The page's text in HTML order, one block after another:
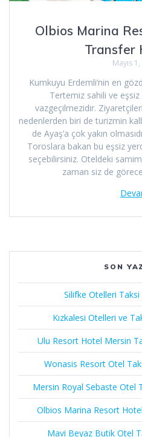
Olbios Marina
Transfer
Mayıs
Kumkuyu Erdemli’nin en
Tertemiz sahili ve
vazgeçilmezidir.
nedenlerden biri de turizmin
de Ayaş’a çok yakın
Toroslara bakan bu eşsiz
seçebilirsiniz. Oteldeki
zaman siz de
SON
Silifke Otelleri
Kızkalesi Otelleri ve
Ulu Resort Hotel Mersin
Wonasis Resort Otel
Mersin Royal Sebaste Otel
Olbios Marina Resort
Mavi Beyaz Butik Otel